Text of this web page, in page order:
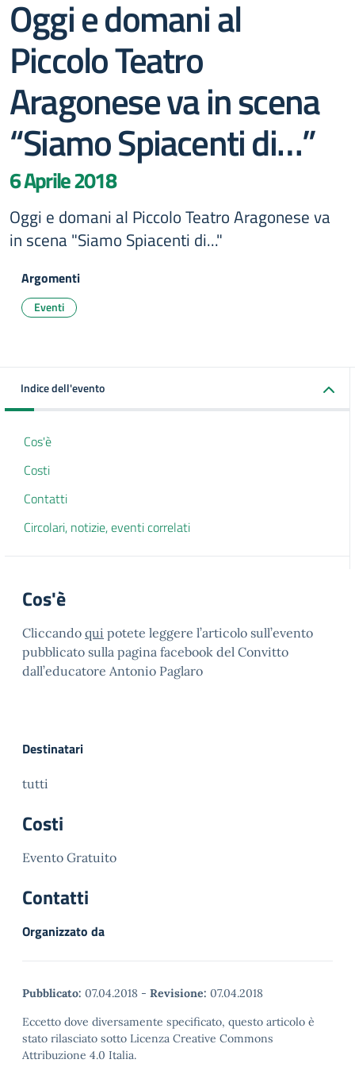
Oggi e domani al
Piccolo Teatro
Aragonese va in scena
“Siamo Spiacenti di…”
6 Aprile 2018
Oggi e domani al Piccolo Teatro Aragonese va
in scena "Siamo Spiacenti di..."
Argomenti
Eventi
Indice dell'evento
Cos'è
Costi
Contatti
Circolari, notizie, eventi correlati
Cos'è
Cliccando qui potete leggere l’articolo sull’evento
pubblicato sulla pagina facebook del Convitto
dall’educatore Antonio Paglaro
Destinatari
tutti
Costi
Evento Gratuito
Contatti
Organizzato da
Pubblicato: 07.04.2018 - Revisione: 07.04.2018
Eccetto dove diversamente specificato, questo articolo è
stato rilasciato sotto Licenza Creative Commons
Attribuzione 4.0 Italia.